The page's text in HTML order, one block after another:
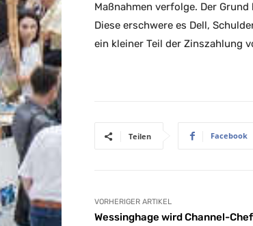
Maßnahmen verfolge. Der
Diese erschwere es Dell,
ein kleiner Teil der Zinszahlung
Teilen Facebook
VORHERIGER ARTIKEL
Wessinghage wird Channel-